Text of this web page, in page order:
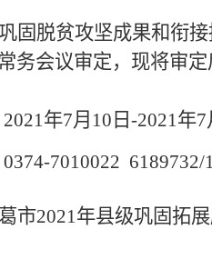
固 脱贫攻坚成果和衔
务会议审定， 现将审
2021年7月10日-2021年7
0374-7010022 6189732/
市2021年县级巩固拓